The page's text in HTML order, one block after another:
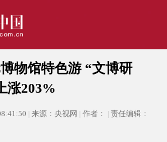
物馆特色游 “文博研
涨203%
| 来源：央视网 | 作者： | 责任编辑：